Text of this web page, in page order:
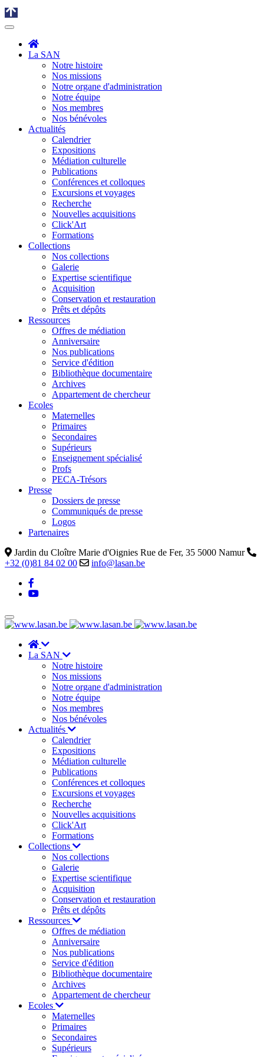
La SAN
Notre histoire
Nos missions
Notre organe d'administration
Notre équipe
Nos membres
Nos bénévoles
Actualités
Calendrier
Expositions
Médiation culturelle
Publications
Conférences et colloques
Excursions et voyages
Recherche
Nouvelles acquisitions
Click'Art
Formations
Collections
Nos collections
Galerie
Expertise scientifique
Acquisition
Conservation et restauration
Prêts et dépôts
Ressources
Offres de médiation
Anniversaire
Nos publications
Service d'édition
Bibliothèque documentaire
Archives
Appartement de chercheur
Ecoles
Maternelles
Primaires
Secondaires
Supérieurs
Enseignement spécialisé
Profs
PECA-Trésors
Presse
Dossiers de presse
Communiqués de presse
Logos
Partenaires
Jardin du Cloître Marie d'Oignies Rue de Fer, 35 5000 Namur
+32 (0)81 84 02 00
info@lasan.be
La SAN
Notre histoire
Nos missions
Notre organe d'administration
Notre équipe
Nos membres
Nos bénévoles
Actualités
Calendrier
Expositions
Médiation culturelle
Publications
Conférences et colloques
Excursions et voyages
Recherche
Nouvelles acquisitions
Click'Art
Formations
Collections
Nos collections
Galerie
Expertise scientifique
Acquisition
Conservation et restauration
Prêts et dépôts
Ressources
Offres de médiation
Anniversaire
Nos publications
Service d'édition
Bibliothèque documentaire
Archives
Appartement de chercheur
Ecoles
Maternelles
Primaires
Secondaires
Supérieurs